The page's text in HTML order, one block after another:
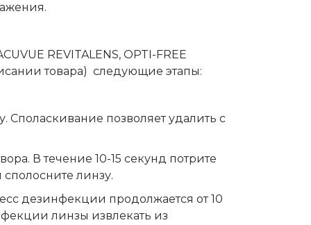
REVITALENS, OPTI-FREE
товара) следующие этапы:
Споласкивание позволяет удалить с
В течение 10-15 секунд потрите
линзу.
дезинфекции продолжается от 10
линзы извлекать из